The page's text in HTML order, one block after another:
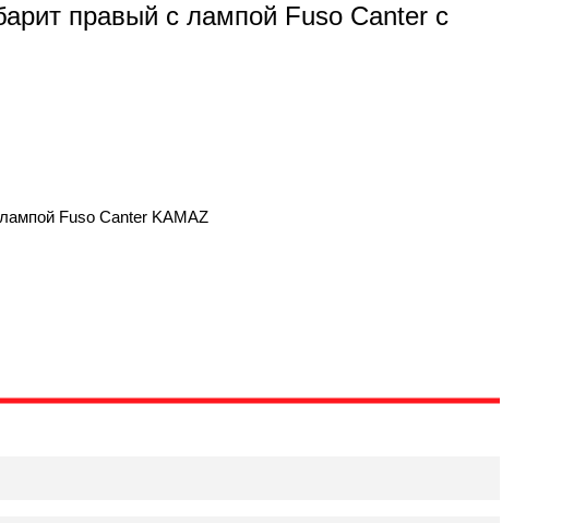
правый с лампой Fuso Canter с
Fuso Canter KAMAZ